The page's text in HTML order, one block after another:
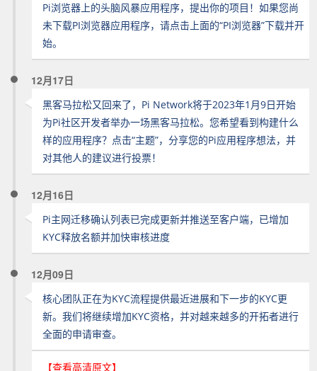
Pi浏览器上的头脑风暴应用程序，提出你的项目！如果您尚
未下载PI浏览器应用程序，请点击上面的“PI浏览器”下载并开
始。
12月17日
黑客马拉松又回来了，Pi Network将于2023年1月9日开始
为Pi社区开发者举办一场黑客马拉松。您希望看到构建什么
样的应用程序？点击“主题”，分享您的Pi应用程序想法，并
对其他人的建议进行投票！
12月16日
Pi主网迁移确认列表已完成更新并推送至客户端，已增加
KYC释放名额并加快审核进度
12月09日
核心团队正在为KYC流程提供最近进展和下一步的KYC更
新。我们将继续增加KYC资格，并对越来越多的开拓者进行
全面的申请审查。
【查看高清原文】